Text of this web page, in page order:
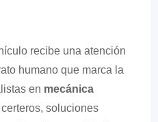
recibe una atención
humano que marca la
en mecánica
soluciones